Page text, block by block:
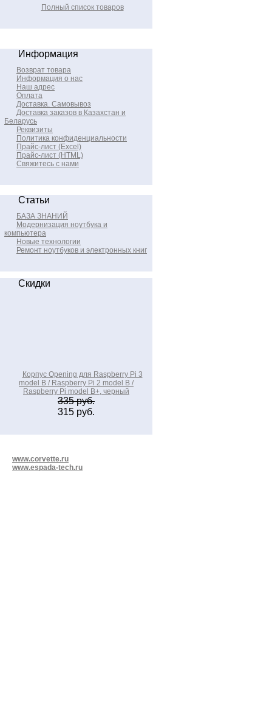
Полный список товаров
Информация
Возврат товара
Информация о нас
Наш адрес
Оплата
Доставка. Самовывоз
Доставка заказов в Казахстан и
Беларусь
Реквизиты
Политика конфиденциальности
Прайс-лист (Excel)
Прайс-лист (HTML)
Свяжитесь с нами
Статьи
БАЗА ЗНАНИЙ
Модернизация ноутбука и
компьютера
Новые технологии
Ремонт ноутбуков и электронных книг
Скидки
Корпус Opening для Raspberry Pi 3
model B / Raspberry Pi 2 model B /
Raspberry Pi model B+, черный
335 руб.
315 руб.
www.corvette.ru
www.espada-tech.ru